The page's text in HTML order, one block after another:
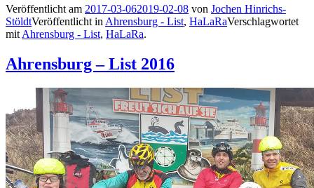
Veröffentlicht am 2017-03-062019-02-08 von Jochen Hinrichs-
StöldtVeröffentlicht in Ahrensburg - List, HaLaRaVerschlagwortet
mit Ahrensburg - List, HaLaRa.
Ahrensburg – List 2016